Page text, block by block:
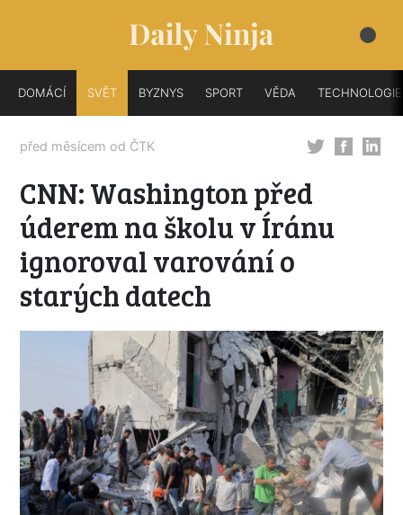
DOMÁCÍ SVĚT BYZNYS SPORT VĚDA TECHNOLOGIE
před měsícem od ČTK
CNN: Washington před
úderem na školu v Íránu
ignoroval varování o
starých datech